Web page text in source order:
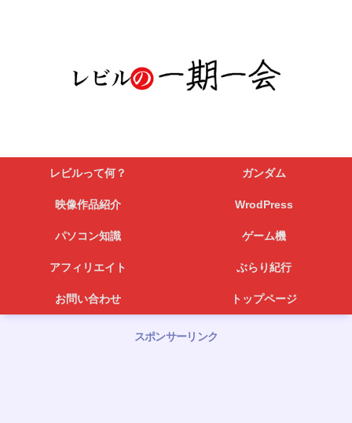
レビルって何？ ガンダム
映像作品紹介 WrodPress
パソコン知識 ゲーム機
アフィリエイト ぶらり紀行
お問い合わせ トップページ
スポンサーリンク